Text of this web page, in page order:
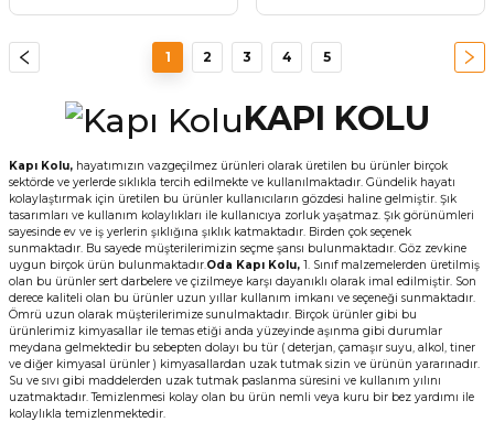
1 2 3 4 5
KAPI KOLU
Kapı Kolu, hayatımızın vazgeçilmez ürünleri olarak üretilen bu ürünler birçok
sektörde ve yerlerde sıklıkla tercih edilmekte ve kullanılmaktadır. Gündelik hayatı
kolaylaştırmak için üretilen bu ürünler kullanıcıların gözdesi haline gelmiştir. Şık
tasarımları ve kullanım kolaylıkları ile kullanıcıya zorluk yaşatmaz. Şık görünümleri
sayesinde ev ve iş yerlerin şıklığına şıklık katmaktadır. Birden çok seçenek
sunmaktadır. Bu sayede müşterilerimizin seçme şansı bulunmaktadır. Göz zevkine
uygun birçok ürün bulunmaktadır.Oda Kapı Kolu, 1. Sınıf malzemelerden üretilmiş
olan bu ürünler sert darbelere ve çizilmeye karşı dayanıklı olarak imal edilmiştir. Son
derece kaliteli olan bu ürünler uzun yıllar kullanım imkanı ve seçeneği sunmaktadır.
Ömrü uzun olarak müşterilerimize sunulmaktadır. Birçok ürünler gibi bu
ürünlerimiz kimyasallar ile temas etiği anda yüzeyinde aşınma gibi durumlar
meydana gelmektedir bu sebepten dolayı bu tür ( deterjan, çamaşır suyu, alkol, tiner
ve diğer kimyasal ürünler ) kimyasallardan uzak tutmak sizin ve ürünün yararınadır.
Su ve sıvı gibi maddelerden uzak tutmak paslanma süresini ve kullanım yılını
uzatmaktadır. Temizlenmesi kolay olan bu ürün nemli veya kuru bir bez yardımı ile
kolaylıkla temizlenmektedir.